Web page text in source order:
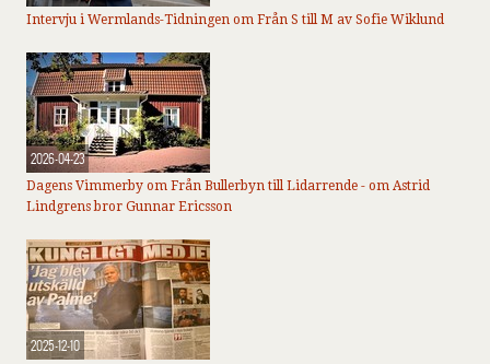
Intervju i Wermlands-Tidningen om Från S till M av Sofie Wiklund
2026-04-23
Dagens Vimmerby om Från Bullerbyn till Lidarrende - om Astrid
Lindgrens bror Gunnar Ericsson
2025-12-10